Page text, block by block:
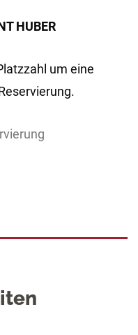
HUBER
um eine